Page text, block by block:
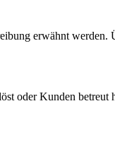
erwähnt
oder Kunden